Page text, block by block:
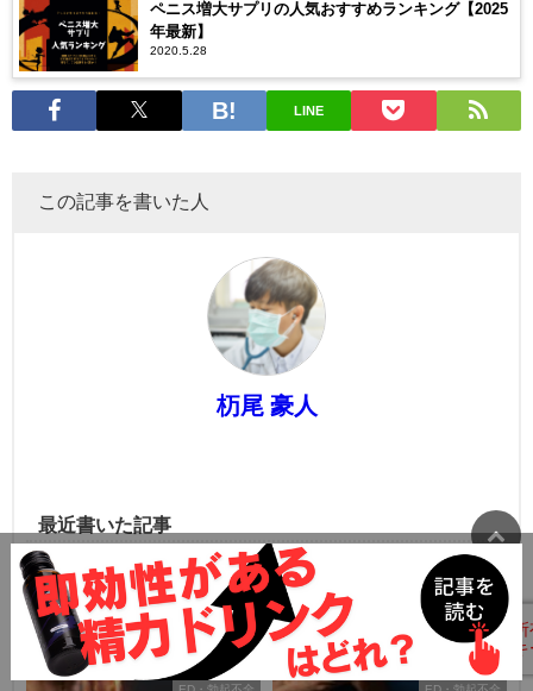
ペニス増大サプリの人気おすすめランキング【2025
年最新】
2020.5.28
LINE
この記事を書いた人
杤尾 豪人
最近書いた記事